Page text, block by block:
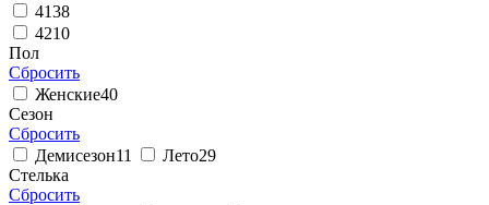
4138
4210
Пол
Сбросить
Женские40
Сезон
Сбросить
Демисезон11 Лето29
Стелька
Сбросить